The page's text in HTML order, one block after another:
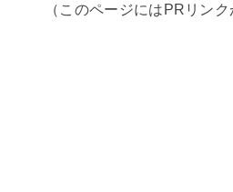
（このページにはPRリン